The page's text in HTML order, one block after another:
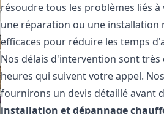
résoudre tous les problèmes liés
une réparation ou une installation
efficaces pour réduire les temps
Nos délais d'intervention sont très
heures qui suivent votre appel.
fournirons un devis détaillé avant
installation et dépannage